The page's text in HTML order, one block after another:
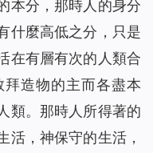
本分，那時人的身分
什麼高低之分，只是
在有層有次的人類合
造物的主而各盡本
類。那時人所得著的
活，神保守的生活，